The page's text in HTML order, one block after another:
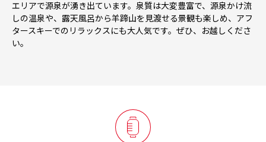
エリアで源泉が湧き出ています。泉質は大変豊富で、源泉かけ流
しの温泉や、露天風呂から羊蹄山を見渡せる景観も楽しめ、アフ
タースキーでのリラックスにも大人気です。ぜひ、お越しくださ
い。